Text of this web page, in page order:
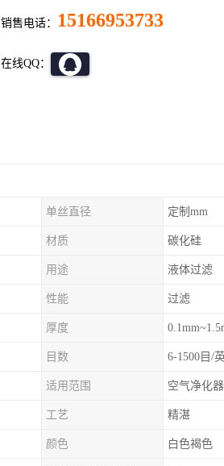
销售电话： 15166953733
在线QQ：
单丝直径 定制mm
材质 碳化硅
用途 液体过滤
性能 过滤
厚度
目数 6-1500目/
适用范围 空气净化
工艺 精湛
颜色 白色褐色